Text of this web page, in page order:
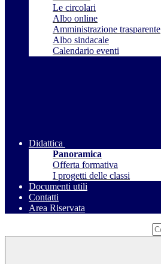
Le circolari
Albo online
Amministrazione trasparente
Albo sindacale
Calendario eventi
Didattica
Panoramica
Offerta formativa
I progetti delle classi
Documenti utili
Contatti
Area Riservata